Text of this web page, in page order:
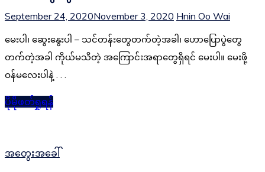
September 24, 2020November 3, 2020 Hnin Oo Wai
မေးပါ၊ ဆွေးနွေးပါ – သင်တန်းတွေတက်တဲ့အခါ၊ ဟောပြောပွဲတွေ
တက်တဲ့အခါ ကိုယ်မသိတဲ့ အကြောင်းအရာတွေရှိရင် မေးပါ။ မေးဖို့
ဝန်မလေးပါနဲ့ . . .
ပိုမိုဖတ်ရှုရန်
အတွေးအခေါ်